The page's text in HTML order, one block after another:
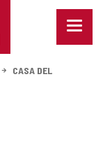
Menu
CASA DEL